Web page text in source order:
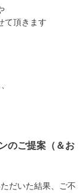
せて頂きます
終了
のご提案（＆お
だいた結果、ご不